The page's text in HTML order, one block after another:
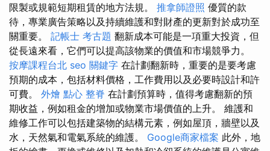
限製或規範短期租賃的地方法規。 推拿師證照 優質的款
待，專業廣告策略以及持續維護和對財產的更新對於成功至
關重要。 記帳士 考古題 翻新成本可能是一項重大投資，但
從長遠來看，它們可以提高該物業的價值和市場競爭力。
按摩課程台北 seo 關鍵字 在計劃翻新時，重要的是要考慮
預期的成本，包括材料價格，工作費用以及必要時設計和許
可費。 外燴 點心 整脊 在計劃預算時，值得考慮翻新的預
期收益，例如租金的增加或物業市場價值的上升。 維護和
維修工作可以包括建築物的結構元素，例如屋頂，牆壁以及
水，天然氣和電氣系統的維護。 Google商家檔案 此外，地